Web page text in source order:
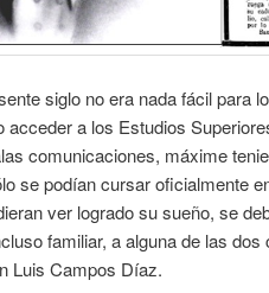
siglo no era nada fácil para
acceder a los Estudios
comunicaciones, máxime
se podían cursar oficialmente
ver logrado su sueño, se
familiar, a alguna de las
Luis Campos Díaz.